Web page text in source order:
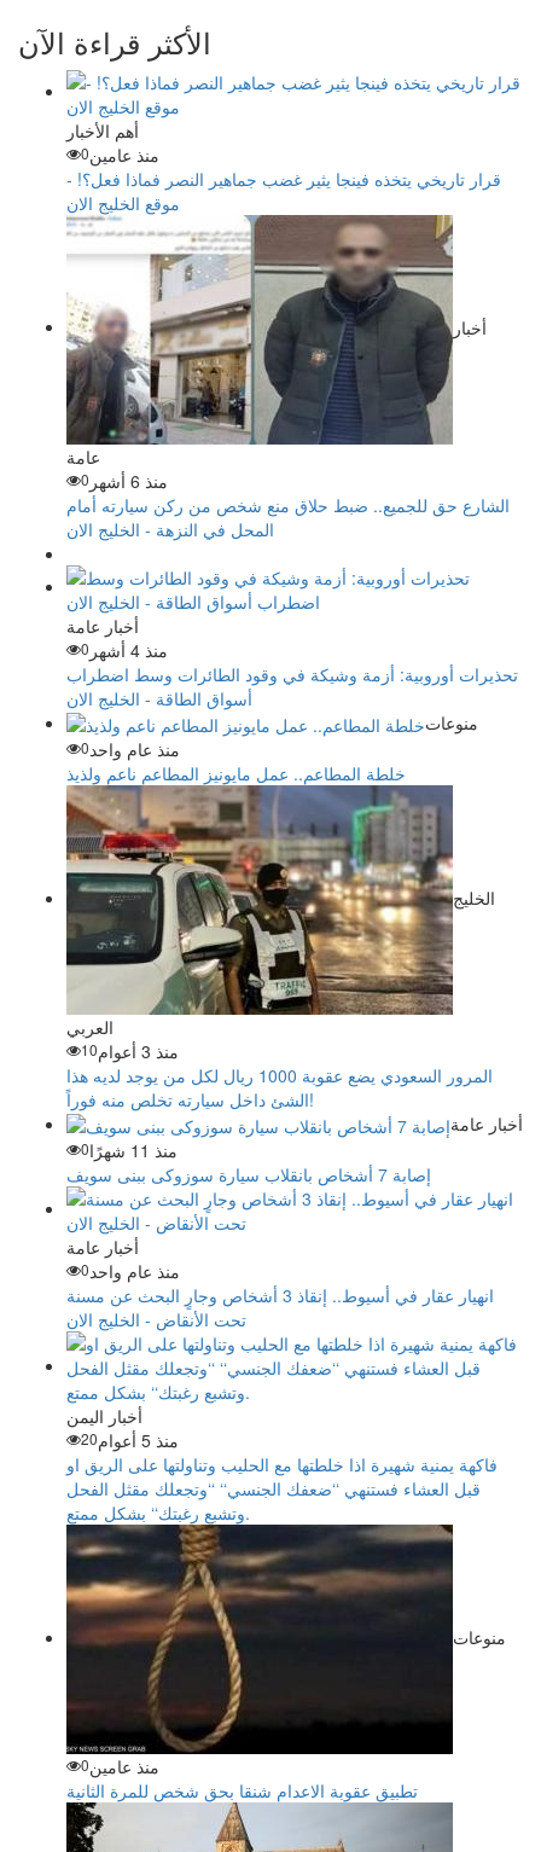
الأكثر قراءة الآن
أهم الأخبار
منذ عامين0
قرار تاريخي يتخذه فينجا يثير غضب جماهير النصر فماذا فعل؟! -
موقع الخليج الان
أخبار
عامة
منذ 6 أشهر
0
الشارع حق للجميع.. ضبط حلاق منع شخص من ركن سيارته أمام
المحل في النزهة - الخليج الان
أخبار عامة
منذ 4 أشهر
0
تحذيرات أوروبية: أزمة وشيكة في وقود الطائرات وسط اضطراب
أسواق الطاقة - الخليج الان
منوعات
منذ عام واحد0
خلطة المطاعم.. عمل مايونيز المطاعم ناعم ولذيذ
الخليج
العربي
منذ 3 أعوام
10
المرور السعودي يضع عقوبة 1000 ريال لكل من يوجد لديه هذا
الشئ داخل سيارته تخلص منه فوراً!
أخبار عامة
منذ 11 شهرًا
0
إصابة 7 أشخاص بانقلاب سيارة سوزوكى ببنى سويف
أخبار عامة
منذ عام واحد0
انهيار عقار في أسيوط.. إنقاذ 3 أشخاص وجارٍ البحث عن مسنة
تحت الأنقاض - الخليج الان
أخبار اليمن
منذ 5 أعوام
20
فاكهة يمنية شهيرة اذا خلطتها مع الحليب وتناولتها على الريق او
قبل العشاء فستنهي ‘‘ضعفك الجنسي‘‘ ‘‘وتجعلك مقثل الفحل
وتشبع رغبتك‘‘ بشكل ممتع.
منوعات
منذ عامين0
تطبيق عقوبة الاعدام شنقا بحق شخص للمرة الثانية